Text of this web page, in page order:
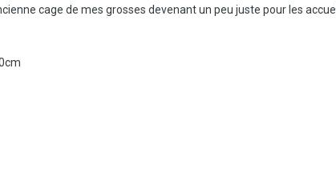
cage de mes grosses devenant un peu juste pour les